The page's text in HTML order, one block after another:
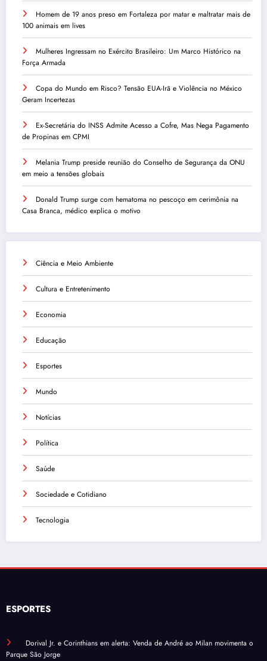
Homem de 19 anos preso em Fortaleza por matar e maltratar mais de
100 animais em lives
Mulheres Ingressam no Exército Brasileiro: Um Marco Histórico na
Força Armada
Copa do Mundo em Risco? Tensão EUA-Irã e Violência no México
Geram Incertezas
Ex-Secretária do INSS Admite Acesso a Cofre, Mas Nega Pagamento
de Propinas em CPMI
Melania Trump preside reunião do Conselho de Segurança da ONU
em meio a tensões globais
Donald Trump surge com hematoma no pescoço em cerimônia na
Casa Branca, médico explica o motivo
Ciência e Meio Ambiente
Cultura e Entretenimento
Economia
Educação
Esportes
Mundo
Notícias
Política
Saúde
Sociedade e Cotidiano
Tecnologia
ESPORTES
Dorival Jr. e Corinthians em alerta: Venda de André ao Milan movimenta o
Parque São Jorge